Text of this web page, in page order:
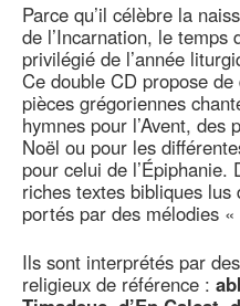
Parce qu’il célèbre la
de l’Incarnation, le temps
privilégié de l’année
Ce double CD propose
pièces grégoriennes
hymnes pour l’Avent, des
Noël ou pour les
pour celui de l’Épiphanie.
riches textes bibliques
portés par des mélodies
Ils sont interprétés par
religieux de référence :